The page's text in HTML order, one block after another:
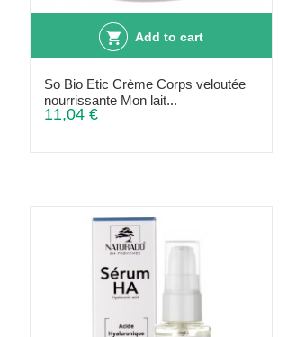
Add to cart
So Bio Etic Crème Corps veloutée
nourrissante Mon lait...
11,04 €